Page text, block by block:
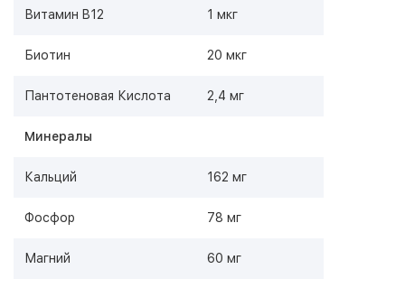
Витамин B12 1 мкг
Биотин 20 мкг
Пантотеновая Кислота 2,4 мг
Минералы
Кальций 162 мг
Фосфор 78 мг
Магний 60 мг